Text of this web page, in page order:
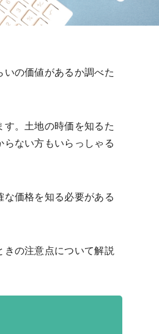
いの価値があるか調べた
。土地の時価を知るた
ない方もいらっしゃる
価格を知る必要がある
きの注意点について解説